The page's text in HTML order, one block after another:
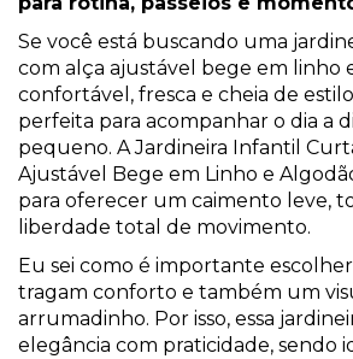
Se você está buscando uma
com alça ajustável bege em linho
confortável, fresca e cheia de
perfeita para acompanhar o dia a
pequeno. A Jardineira Infantil
Ajustável Bege em Linho e
para oferecer um caimento leve,
liberdade total de movimento.
Eu sei como é importante
tragam conforto e também um
arrumadinho. Por isso, essa
elegância com praticidade, sendo